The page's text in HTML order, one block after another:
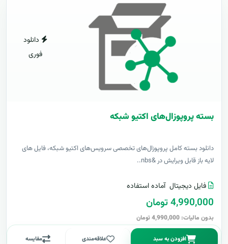
دانلود
فوری
بسته پروپوزال‌های اکتیو شبکه
دانلود بسته کامل پروپوزال‌های تخصصی سرویس‌های اکتیو شبکه، فایل های
لایه باز قابل ویرایش در &nbs..
فایل دیجیتال آماده استفاده
4,990,000 تومان
بدون مالیات: 4,990,000 تومان
افزودن به سبد علاقه‌مندی مقایسه